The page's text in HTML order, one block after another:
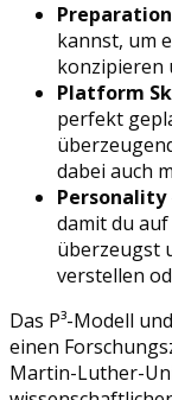
Preparation
kannst, um
konzipieren
Platform
perfekt
dabei auch
Personality
damit du
überzeugst
verstellen
Das P³-Modell
einen
Martin-Luther-